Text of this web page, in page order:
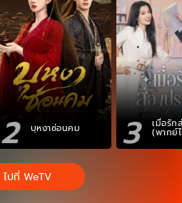
2 บุหงาซ่อนคม 3 เมื่อรัก
(พากย์
ไปที่ WeTV